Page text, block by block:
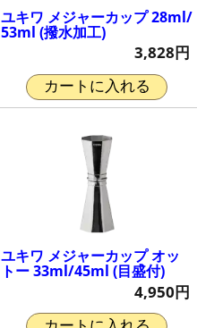
ユキワ メジャーカップ 28ml/
53ml (撥水加工)
3,828円
カートに入れる
ユキワ メジャーカップ オッ
トー 33ml/45ml (目盛付)
4,950円